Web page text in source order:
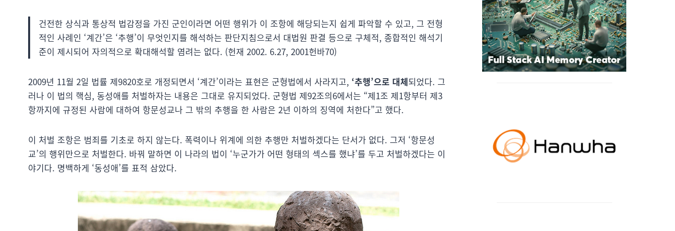
건전한 상식과 통상적 법감정을 가진 군인이라면 어떤 행위가 이 조항에 해당되는지 쉽게 파악할 수 있고, 그 전형
적인 사례인 ‘계간’은 ‘추행’이 무엇인지를 해석하는 판단지침으로서 대법원 판결 등으로 구체적, 종합적인 해석기
준이 제시되어 자의적으로 확대해석할 염려는 없다. (헌재 2002. 6.27, 2001헌바70)
2009년 11월 2일 법률 제9820호로 개정되면서 ‘계간’이라는 표현은 군형법에서 사라지고, ‘추행’으로 대체되었다. 그
러나 이 법의 핵심, 동성애를 처벌하자는 내용은 그대로 유지되었다. 군형법 제92조의6에서는 “제1조 제1항부터 제3
항까지에 규정된 사람에 대하여 항문성교나 그 밖의 추행을 한 사람은 2년 이하의 징역에 처한다”고 했다.
이 처벌 조항은 범죄를 기초로 하지 않는다. 폭력이나 위계에 의한 추행만 처벌하겠다는 단서가 없다. 그저 ‘항문성
교’의 행위만으로 처벌한다. 바꿔 말하면 이 나라의 법이 ‘누군가가 어떤 형태의 섹스를 했냐’를 두고 처벌하겠다는 이
야기다. 명백하게 ‘동성애’를 표적 삼았다.